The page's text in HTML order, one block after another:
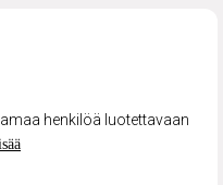
henkilöä luotettavaan